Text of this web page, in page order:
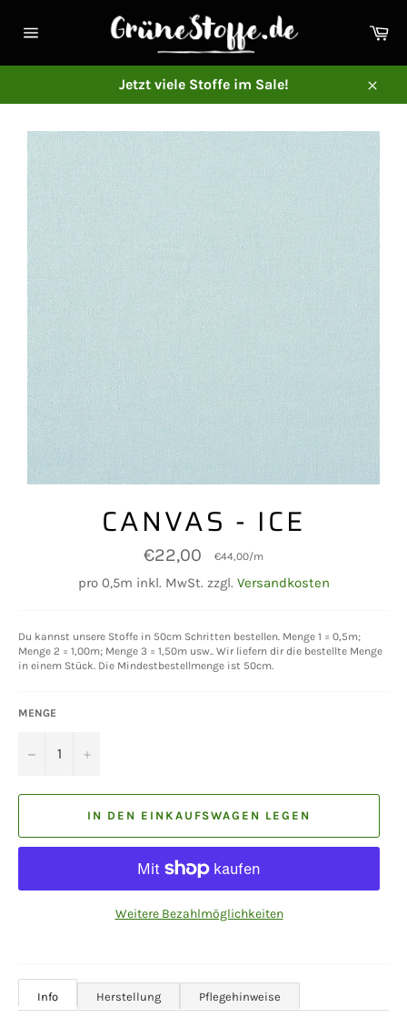
zum
Jetzt viele Stoffe im Sale!
CANVAS - ICE
Normaler
Preis
€22,00 €44,00/m
pro 0,5m inkl. MwSt. zzgl. Versandkosten
Du kannst unsere Stoffe in 50cm Schritten bestellen. Menge 1 = 0,5m;
Menge 2 = 1,00m; Menge 3 = 1,50m usw.. Wir liefern dir die bestellte Menge
in einem Stück. Die Mindestbestellmenge ist 50cm.
MENGE
− +
IN DEN EINKAUFSWAGEN LEGEN
Weitere Bezahlmöglichkeiten
Info Herstellung Pflegehinweise